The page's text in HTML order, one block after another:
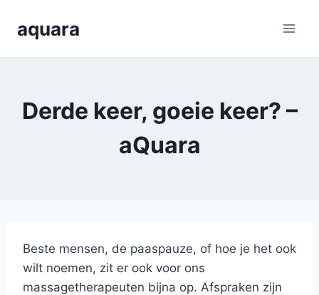
aquara
Derde keer, goeie keer? –
aQuara
Beste mensen, de paaspauze, of hoe je het ook
wilt noemen, zit er ook voor ons
massagetherapeuten bijna op. Afspraken zijn